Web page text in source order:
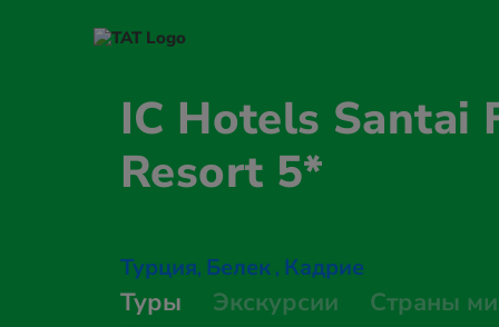
IC Hotels Santai
Resort 5*
Турция, Белек , Кадрие
Туры Экскурсии Страны